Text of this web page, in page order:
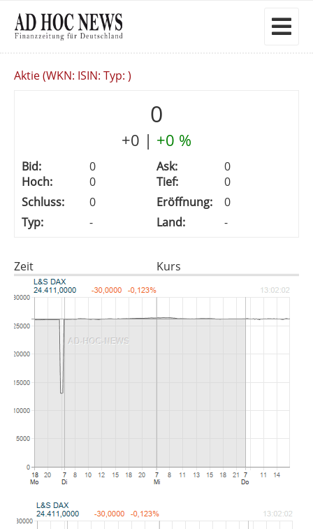
Aktie (WKN: ISIN: Typ: )
0
+0 | +0 %
Bid: 0 Ask:
0
Hoch:
0 Tief:
0
Schluss:
0 Eröffnung:
0
Typ:
- Land: -
Zeit Kurs